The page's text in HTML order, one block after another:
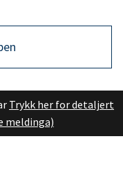
Trykk her for detaljert
meldinga)